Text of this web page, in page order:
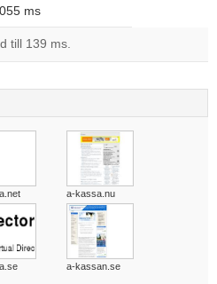
ms
till 139 ms.
a-kassa.nu
a-kassan.se